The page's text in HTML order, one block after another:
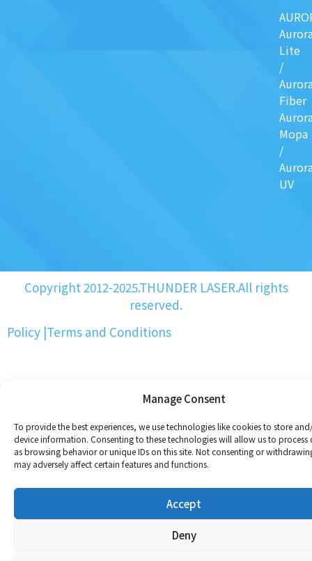
Manage Consent
To provide the best experiences, we use technologies like cookies to store
device information. Consenting to these technologies will allow us to process
as browsing behavior or unique IDs on this site. Not consenting or
may adversely affect certain features and functions.
Accept
Deny
Lite
/
Fiber
Mopa
/
UV
Copyright 2012-2025.THUNDER LASER.All rights
reserved.
Policy |Terms and Conditions